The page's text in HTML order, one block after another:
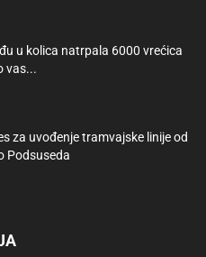
u kolica natrpala 6000 vrećica
vas...
za uvođenje tramvajske linije od
Podsuseda